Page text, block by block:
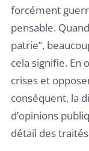
forcément
pensable.
patrie”,
cela signifie. En
crises et
conséquent, la
d’opinions
détail des